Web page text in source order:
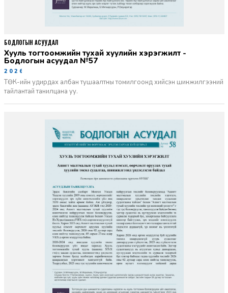
Хууль тогтоомжийн тухай хуулийн хэрэгжилт -
Бодлогын асуудал №57
2026-06-02
ТӨК-ийн удирдах албан тушаалтны томилгоонд хийсэн шинжилгээний
тайлантай танилцана уу.
БОДЛОГЫН АСУУДАЛ